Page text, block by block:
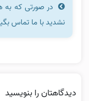
در صورتی که به
نشدید با ما تماس
دیدگاهتان را بنویسید